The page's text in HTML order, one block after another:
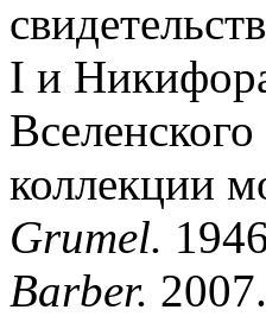
I и
коллекции
Grumel.
Barber.